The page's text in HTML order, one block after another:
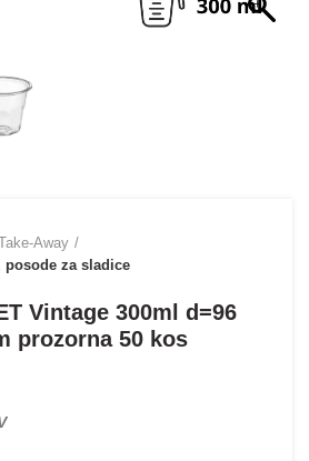
Away
za sladice
Vintage 300ml d=96
prozorna 50 kos